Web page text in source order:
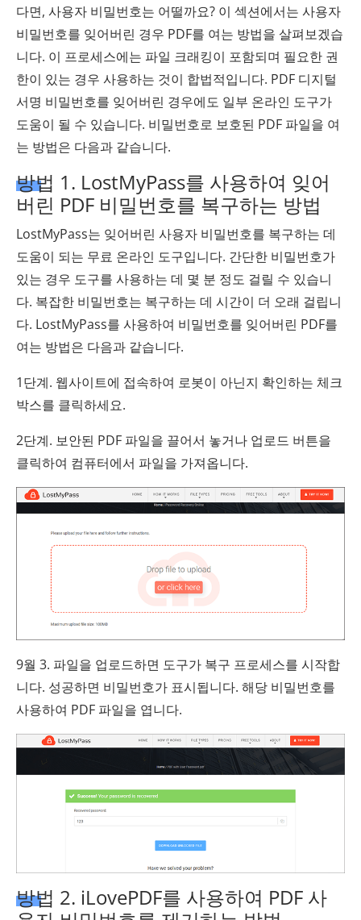
다면, 사용자 비밀번호는 어떨까요? 이 섹션에서는 사용자
비밀번호를 잊어버린 경우 PDF를 여는 방법을 살펴보겠습
니다. 이 프로세스에는 파일 크래킹이 포함되며 필요한 권
한이 있는 경우 사용하는 것이 합법적입니다. PDF 디지털
서명 비밀번호를 잊어버린 경우에도 일부 온라인 도구가
도움이 될 수 있습니다. 비밀번호로 보호된 PDF 파일을 여
는 방법은 다음과 같습니다.
방법 1. LostMyPass를 사용하여 잊어
버린 PDF 비밀번호를 복구하는 방법
LostMyPass는 잊어버린 사용자 비밀번호를 복구하는 데
도움이 되는 무료 온라인 도구입니다. 간단한 비밀번호가
있는 경우 도구를 사용하는 데 몇 분 정도 걸릴 수 있습니
다. 복잡한 비밀번호는 복구하는 데 시간이 더 오래 걸립니
다. LostMyPass를 사용하여 비밀번호를 잊어버린 PDF를
여는 방법은 다음과 같습니다.
1단계. 웹사이트에 접속하여 로봇이 아닌지 확인하는 체크
박스를 클릭하세요.
2단계. 보안된 PDF 파일을 끌어서 놓거나 업로드 버튼을
클릭하여 컴퓨터에서 파일을 가져옵니다.
9월 3. 파일을 업로드하면 도구가 복구 프로세스를 시작합
니다. 성공하면 비밀번호가 표시됩니다. 해당 비밀번호를
사용하여 PDF 파일을 엽니다.
방법 2. iLovePDF를 사용하여 PDF 사